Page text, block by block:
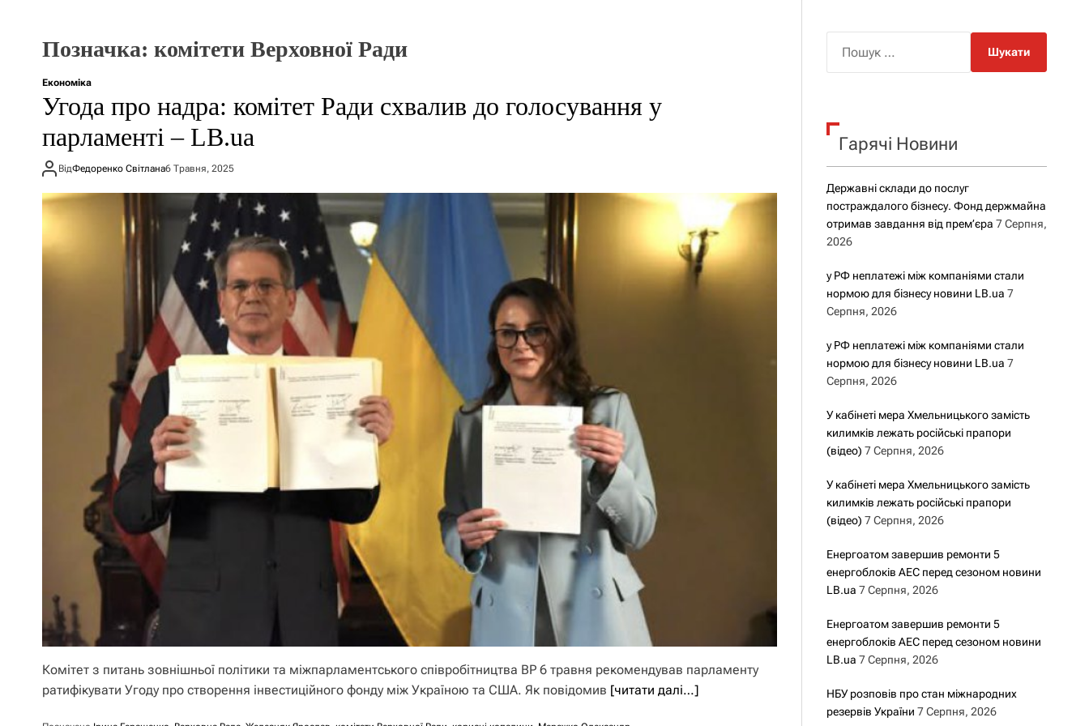
о
в
о
г
у
Позначка: комітети Верховної Ради
Економіка
Угода про надра: комітет Ради схвалив до голосування у
парламенті – LB.ua
ВідФедоренко Світлана6 Травня, 2025
Комітет з питань зовнішньої політики та міжпарламентського співробітництва ВР 6 травня рекомендував парламенту
ратифікувати Угоду про створення інвестиційного фонду між Україною та США. Як повідомив [читати далі…]
к
Гарячі Новини
Державні склади до послуг
постраждалого бізнесу. Фонд держмайна
отримав завдання від прем’єра 7 Серпня,
2026
у РФ неплатежі між компаніями стали
нормою для бізнесу новини LB.ua 7
Серпня, 2026
у РФ неплатежі між компаніями стали
нормою для бізнесу новини LB.ua 7
Серпня, 2026
У кабінеті мера Хмельницького замість
килимків лежать російські прапори
(відео) 7 Серпня, 2026
У кабінеті мера Хмельницького замість
килимків лежать російські прапори
(відео) 7 Серпня, 2026
Енергоатом завершив ремонти 5
енергоблоків АЕС перед сезоном новини
LB.ua 7 Серпня, 2026
Енергоатом завершив ремонти 5
енергоблоків АЕС перед сезоном новини
LB.ua 7 Серпня, 2026
НБУ розповів про стан міжнародних
резервів України 7 Серпня, 2026